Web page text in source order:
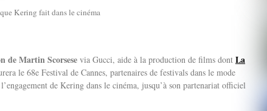
Kering fait dans le cinéma
de Martin Scorsese via Gucci, aide à la production de films dont La
le 68e Festival de Cannes, partenaires de festivals dans le mode
de Kering dans le cinéma, jusqu’à son partenariat officiel